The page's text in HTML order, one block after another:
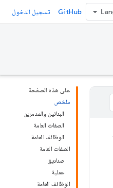
GitHub تسجيل الدخول
على هذه الصفحة
ملخص
البنائين والمدمرين
الصفات العامة
الوظائف العامة
الصفات العامة
صناديق
عملية
الوظائف العامة